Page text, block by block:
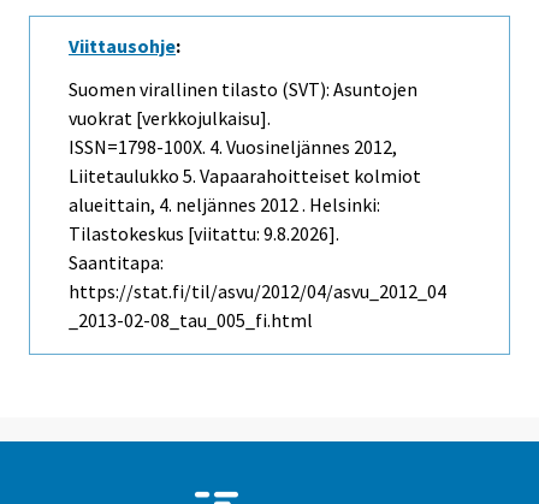
Viittausohje:
Suomen virallinen tilasto (SVT): Asuntojen
vuokrat [verkkojulkaisu].
ISSN=1798-100X. 4. Vuosineljännes 2012,
Liitetaulukko 5. Vapaarahoitteiset kolmiot
alueittain, 4. neljännes 2012 . Helsinki:
Tilastokeskus [viitattu: 9.8.2026].
Saantitapa:
https://stat.fi/til/asvu/2012/04/asvu_2012_04
_2013-02-08_tau_005_fi.html